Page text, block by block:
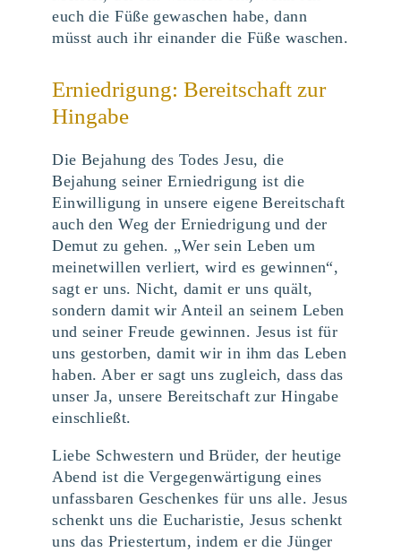
euch die Füße gewaschen habe, dann
müsst auch ihr einander die Füße waschen.
Erniedrigung: Bereitschaft zur
Hingabe
Die Bejahung des Todes Jesu, die
Bejahung seiner Erniedrigung ist die
Einwilligung in unsere eigene Bereitschaft
auch den Weg der Erniedrigung und der
Demut zu gehen. „Wer sein Leben um
meinetwillen verliert, wird es gewinnen“,
sagt er uns. Nicht, damit er uns quält,
sondern damit wir Anteil an seinem Leben
und seiner Freude gewinnen. Jesus ist für
uns gestorben, damit wir in ihm das Leben
haben. Aber er sagt uns zugleich, dass das
unser Ja, unsere Bereitschaft zur Hingabe
einschließt.
Liebe Schwestern und Brüder, der heutige
Abend ist die Vergegenwärtigung eines
unfassbaren Geschenkes für uns alle. Jesus
schenkt uns die Eucharistie, Jesus schenkt
uns das Priestertum, indem er die Jünger